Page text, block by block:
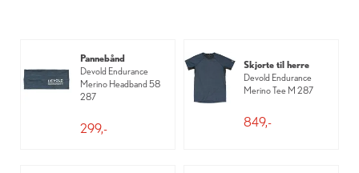
Pannebånd
Devold Endurance
Merino Headband 58
287
299,-
Skjorte til herre
Devold Endurance
Merino Tee M 287
849,-